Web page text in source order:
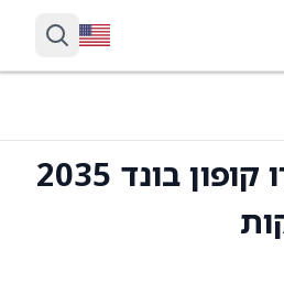
גלובל איקס זירו קופון בונד 2035